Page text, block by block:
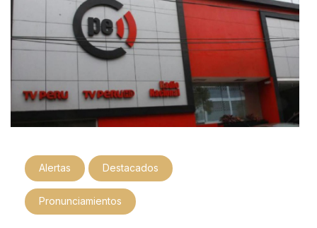
Alertas Destacados
Pronunciamientos